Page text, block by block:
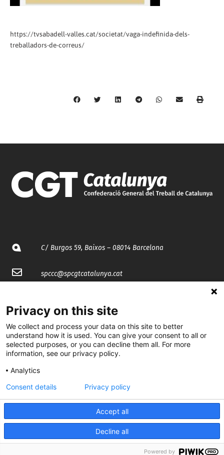
https://tvsabadell-valles.cat/societat/vaga-indefinida-dels-
treballadors-de-correus/
C/ Burgos 59, Baixos – 08014 Barcelona
spccc@spcgtcatalunya.cat
@CGTCatalunya
cgtcatalunya
cgtcatalunya
Desenvolupat per
Privacy on this site
We collect and process your data on this site to better
understand how it is used. You can give your consent to all or
selected purposes, or you can decline them all. For more
information, see our privacy policy.
Analytics
Accept all
Decline all
Consent details Privacy policy
Powered by